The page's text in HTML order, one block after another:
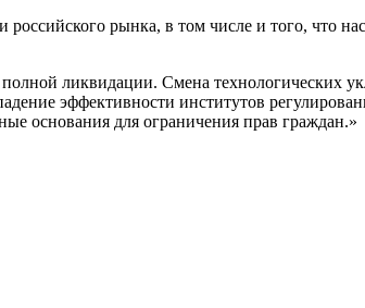
рынка, в том числе и того, что
ликвидации. Смена технологических
эффективности институтов
основания для ограничения прав граждан.»